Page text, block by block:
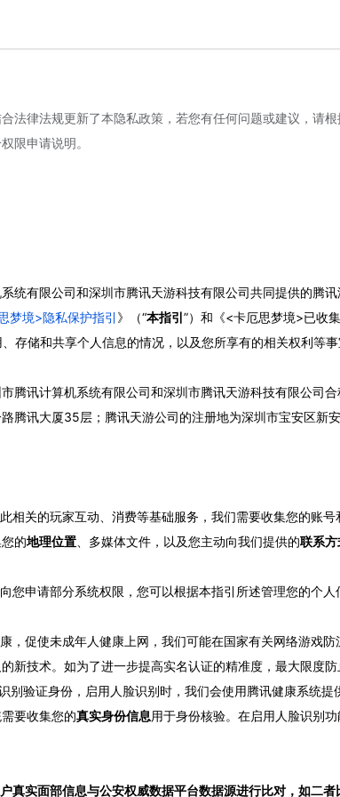
法律法规更新了本隐私政策，若您有任何问题或建议，请
限申请说明。
统有限公司和深圳市腾讯天游科技有限公司共同提供的腾
梦境>隐私保护指引 》（“本指引”）和《<卡厄思梦境>已收
存储和共享个人信息的情况，以及您所享有的相关权利等
腾讯计算机系统有限公司和深圳市腾讯天游科技有限公司
腾讯大厦35层；腾讯天游公司的注册地为深圳市宝安区新
相关的玩家互动、消费等基础服务，我们需要收集您的账号
的地理位置 、多媒体文件，以及您主动向我们提供的联系方
您申请部分系统权限，您可以根据本指引所述管理您的个人
，促使未成年人健康上网，我们可能在国家有关网络游戏
新技术。如为了进一步提高实名认证的精准度，最大限度
别验证身份，启用人脸识别时，我们会使用腾讯健康系统
要收集您的真实身份信息用于身份核验。在启用人脸识别
真实面部信息与公安权威数据平台数据源进行比对，如二